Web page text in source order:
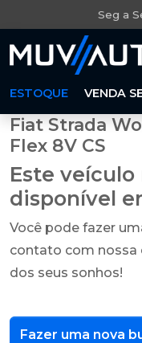
Seg a
ESTOQUE VENDA
Fiat Strada
Flex 8V CS
Este veículo
disponível
Você pode fazer
contato com nossa
dos seus sonhos!
Fazer uma nova